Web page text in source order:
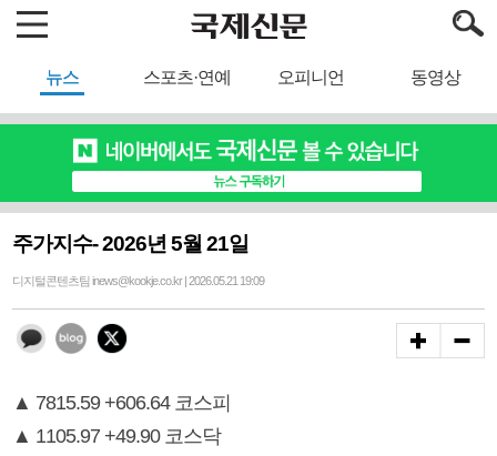
뉴스 스포츠·연예 오피니언 동영상
주가지수- 2026년 5월 21일
디지털콘텐츠팀 inews@kookje.co.kr | 2026.05.21 19:09
▲ 7815.59 +606.64 코스피
▲ 1105.97 +49.90 코스닥